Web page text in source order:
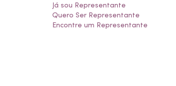
Já sou Representante
Quero Ser Representante
Encontre um Representante